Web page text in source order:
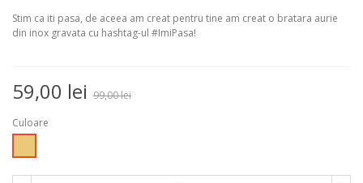
Stim ca iti pasa, de aceea am creat pentru tine am creat o bratara aurie
din inox gravata cu hashtag-ul #ImiPasa!
59,00 lei 99,00 lei
Culoare